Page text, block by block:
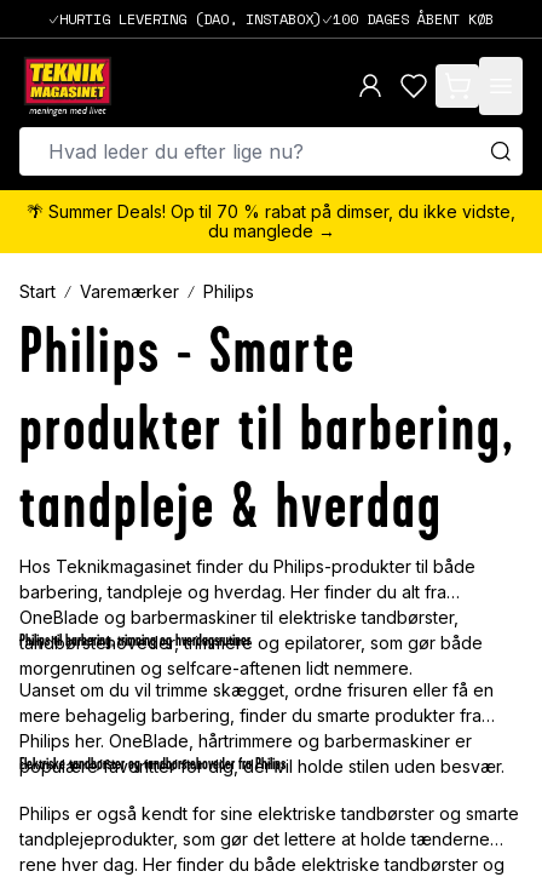
HURTIG LEVERING (DAO, INSTABOX) 100 DAGES ÅBENT KØB
items in cart,
🌴 Summer Deals! Op til 70 % rabat på dimser, du ikke vidste,
du manglede →
Start Varemærker Philips
Philips - Smarte
produkter til barbering,
tandpleje & hverdag
Hos Teknikmagasinet finder du Philips-produkter til både
barbering, tandpleje og hverdag. Her finder du alt fra
OneBlade og barbermaskiner til elektriske tandbørster,
tandbørstehoveder, trimmere og epilatorer, som gør både
morgenrutinen og selfcare-aftenen lidt nemmere.
Philips til barbering, trimning og hverdagsrutiner
Uanset om du vil trimme skægget, ordne frisuren eller få en
mere behagelig barbering, finder du smarte produkter fra
Philips her. OneBlade, hårtrimmere og barbermaskiner er
populære favoritter for dig, der vil holde stilen uden besvær.
Elektriske tandbørster og tandbørstehoveder fra Philips
Philips er også kendt for sine elektriske tandbørster og smarte
tandplejeprodukter, som gør det lettere at holde tænderne
rene hver dag. Her finder du både elektriske tandbørster og